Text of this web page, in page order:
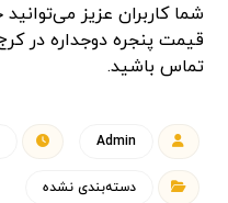
شما کاربران عزیز
قیمت پنجره دوجداره در
تماس باشید.
Admin
دسته‌بندی نشده